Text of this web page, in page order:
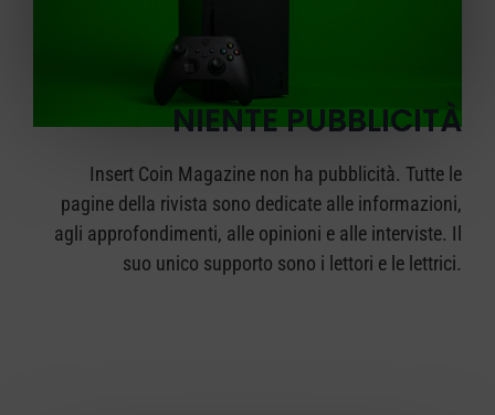
NIENTE PUBBLICITÀ
Insert Coin Magazine non ha pubblicità. Tutte le
pagine della rivista sono dedicate alle informazioni,
agli approfondimenti, alle opinioni e alle interviste. Il
suo unico supporto sono i lettori e le lettrici.